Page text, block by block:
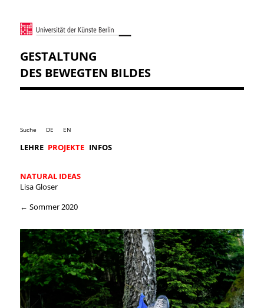
GESTALTUNG
DES BEWEGTEN BILDES
Suche DE EN
LEHRE PROJEKTE INFOS
NATURAL IDEAS
Lisa Gloser
← Sommer 2020